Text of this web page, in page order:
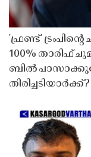
'ഫ്രണ്ട്'
100% താരിഫ്
ബിൽ
തിരിച്ചടിയാർക്ക്?